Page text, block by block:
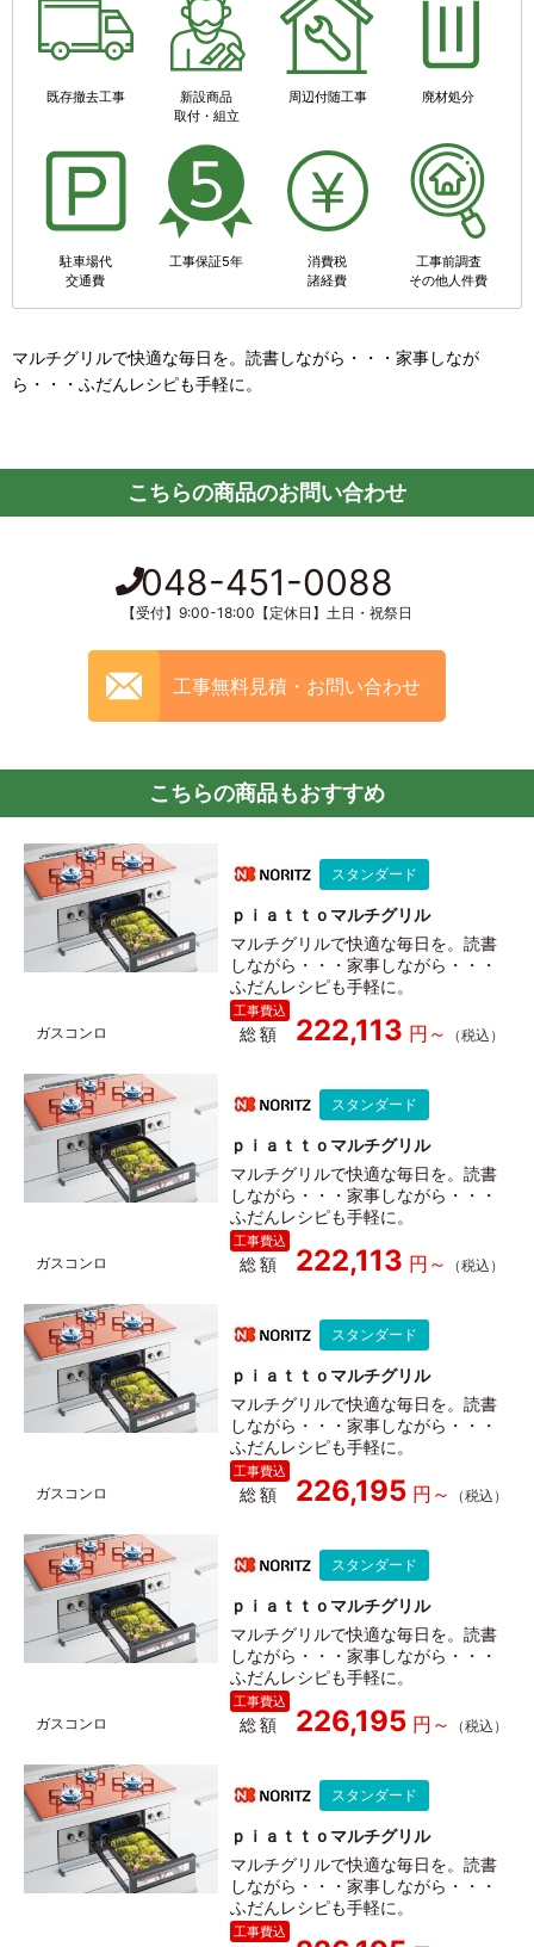
既存撤去工事
新設商品
取付・組立
周辺付随工事 廃材処分
駐車場代
交通費
工事保証5年
消費税
諸経費
工事前調査
その他人件費
マルチグリルで快適な毎日を。読書しながら・・・家事しなが
ら・・・ふだんレシピも手軽に。
こちらの商品のお問い合わせ
048-451-0088
【受付】9:00-18:00【定休日】土日・祝祭日
工事無料見積・お問い合わせ
こちらの商品もおすすめ
スタンダード
ｐｉａｔｔｏマルチグリル
マルチグリルで快適な毎日を。読書
しながら・・・家事しながら・・・
ふだんレシピも手軽に。
総額 222,113
スタンダード
ｐｉａｔｔｏマルチグリル
マルチグリルで快適な毎日を。読書
しながら・・・家事しながら・・・
ふだんレシピも手軽に。
総額 222,113
スタンダード
ｐｉａｔｔｏマルチグリル
マルチグリルで快適な毎日を。読書
しながら・・・家事しながら・・・
ふだんレシピも手軽に。
総額 226,195
スタンダード
ｐｉａｔｔｏマルチグリル
マルチグリルで快適な毎日を。読書
しながら・・・家事しながら・・・
ふだんレシピも手軽に。
総額 226,195
スタンダード
ｐｉａｔｔｏマルチグリル
マルチグリルで快適な毎日を。読書
しながら・・・家事しながら・・・
ふだんレシピも手軽に。